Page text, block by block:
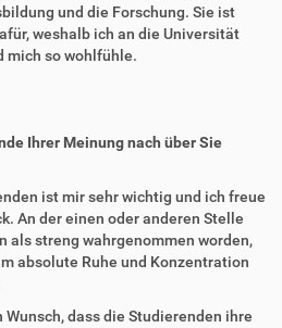
und die Forschung. Sie ist
weshalb ich an die Universität
mich so wohlfühle.
Ihrer Meinung nach über Sie
ist mir sehr wichtig und ich freue
An der einen oder anderen Stelle
als streng wahrgenommen worden,
absolute Ruhe und Konzentration
dass die Studierenden ihre